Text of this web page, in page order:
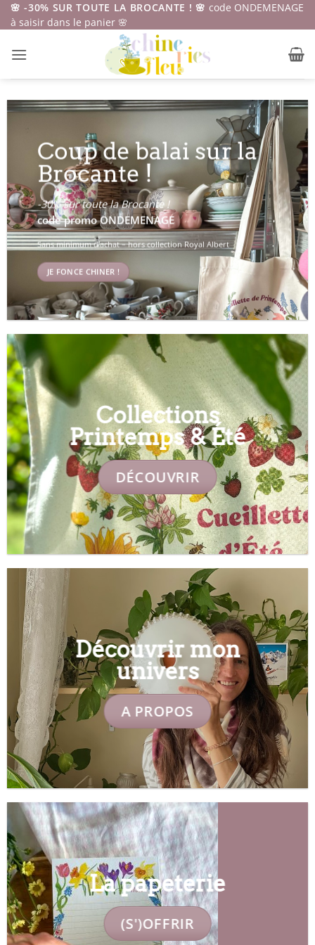
Passer
au
🌸 -30% SUR TOUTE LA BROCANTE ! 🌸 code ONDEMENAGE
à saisir dans le panier 🌸
Coup de balai sur la
Brocante !
-30% sur toute la Brocante !
code promo ONDEMENAGE
Sans minimum d’achat – hors collection Royal Albert
JE FONCE CHINER !
Collections
Printemps & Été
DÉCOUVRIR
Découvrir mon
univers
A PROPOS
La papeterie
(S')OFFRIR